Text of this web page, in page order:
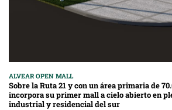
ALVEAR OPEN MALL
Sobre la Ruta 21 y con un área primaria de
incorpora su primer mall a cielo abierto en
industrial y residencial del sur